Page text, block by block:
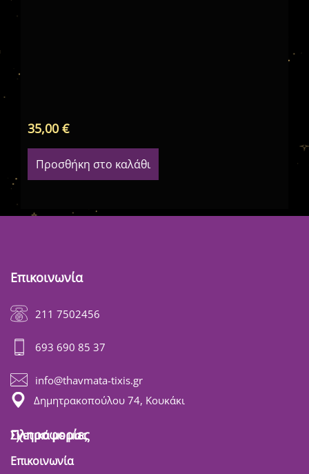
35,00€
Προσθήκη στο καλάθι
Επικοινωνία
211 7502456
693 690 85 37
info@thavmata-tixis.gr
Δημητρακοπούλου 74, Κουκάκι
Πληροφορίες
Σχετικά με μας
Επικοινωνία